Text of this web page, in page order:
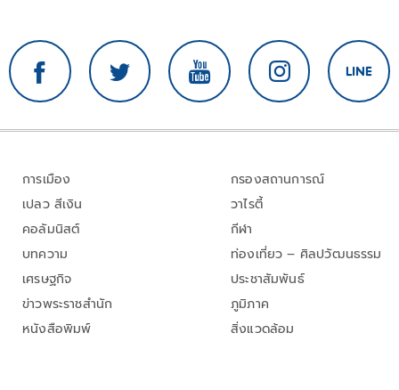
การเมือง
เปลว สีเงิน
คอลัมนิสต์
บทความ
เศรษฐกิจ
ข่าวพระราชสำนัก
หนังสือพิมพ์
กรองสถานการณ์
วาไรตี้
กีฬา
ท่องเที่ยว – ศิลปวัฒนธรรม
ประชาสัมพันธ์
ภูมิภาค
สิ่งแวดล้อม